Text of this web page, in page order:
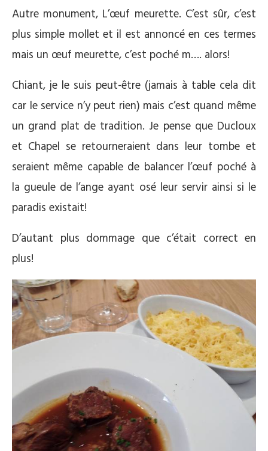
Autre monument, L’œuf meurette. C’est sûr, c’est
plus simple mollet et il est annoncé en ces termes
mais un œuf meurette, c’est poché m…. alors!
Chiant, je le suis peut-être (jamais à table cela dit
car le service n’y peut rien) mais c’est quand même
un grand plat de tradition. Je pense que Ducloux
et Chapel se retourneraient dans leur tombe et
seraient même capable de balancer l’œuf poché à
la gueule de l’ange ayant osé leur servir ainsi si le
paradis existait!
D’autant plus dommage que c’était correct en
plus!